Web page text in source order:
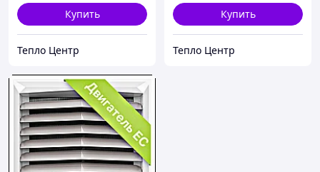
Купить
Тепло Центр
Купить
Тепло Центр